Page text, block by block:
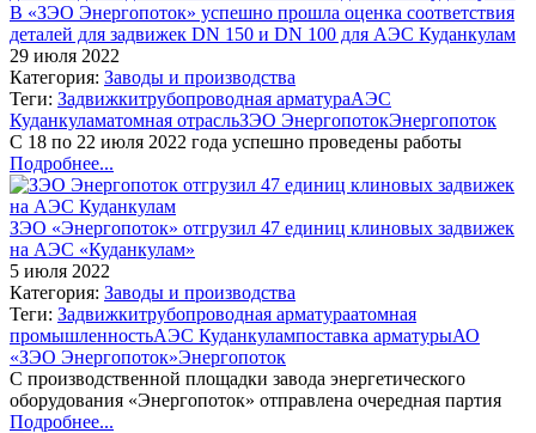
В «ЗЭО Энергопоток» успешно прошла оценка соответствия
деталей для задвижек DN 150 и DN 100 для АЭС Куданкулам
29 июля 2022
Категория: Заводы и производства
Теги: Задвижкитрубопроводная арматураАЭС
Куданкуламатомная отрасльЗЭО ЭнергопотокЭнергопоток
С 18 по 22 июля 2022 года успешно проведены работы
Подробнее...
ЗЭО «Энергопоток» отгрузил 47 единиц клиновых задвижек
на АЭС «Куданкулам»
5 июля 2022
Категория: Заводы и производства
Теги: Задвижкитрубопроводная арматураатомная
промышленностьАЭС Куданкулампоставка арматурыАО
«ЗЭО Энергопоток»Энергопоток
С производственной площадки завода энергетического
оборудования «Энергопоток» отправлена очередная партия
Подробнее...